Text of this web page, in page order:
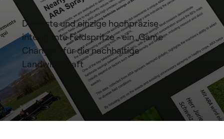
Die erste und einzige hochpräzise
intelligente Feldspritze - ein „Game
Changer“ für die nachhaltige
Landwirtschaft